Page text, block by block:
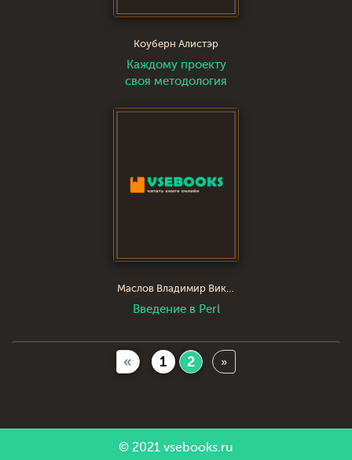
Коуберн Алистэр
Каждому проекту
своя методология
Маслов Владимир Викторович
Введение в Perl
« 1 2 »
© 2021 vsebooks.ru